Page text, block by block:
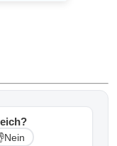
Nein